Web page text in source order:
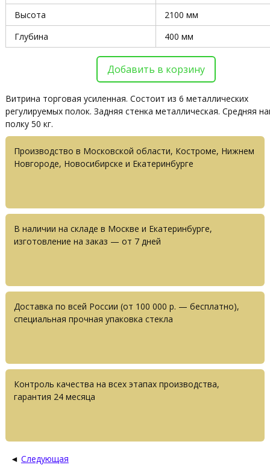
Высота
2100 мм
Глубина
400 мм
Добавить в корзину
Витрина торговая усиленная. Состоит из 6 металлических
регулируемых полок. Задняя стенка металлическая. Средняя
полку 50 кг.
Производство в Московской области, Костроме, Нижнем
Новгороде, Новосибирске и Екатеринбурге
В наличии на складе в Москве и Екатеринбурге,
изготовление на заказ — от 7 дней
Доставка по всей России (от 100 000 р. — бесплатно),
специальная прочная упаковка стекла
Контроль качества на всех этапах производства,
гарантия 24 месяца
◄ Следующая